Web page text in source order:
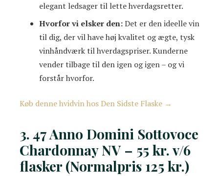
elegant ledsager til lette hverdagsretter.
Hvorfor vi elsker den:Det er den ideelle vin
til dig, der vil have høj kvalitet og ægte, tysk
vinhåndværk til hverdagspriser. Kunderne
vender tilbage til den igen og igen – og vi
forstår hvorfor.
Køb denne hvidvin hos Den Sidste Flaske →
3. 47 Anno Domini Sottovoce
Chardonnay NV – 55 kr. v/6
flasker (Normalpris 125 kr.)